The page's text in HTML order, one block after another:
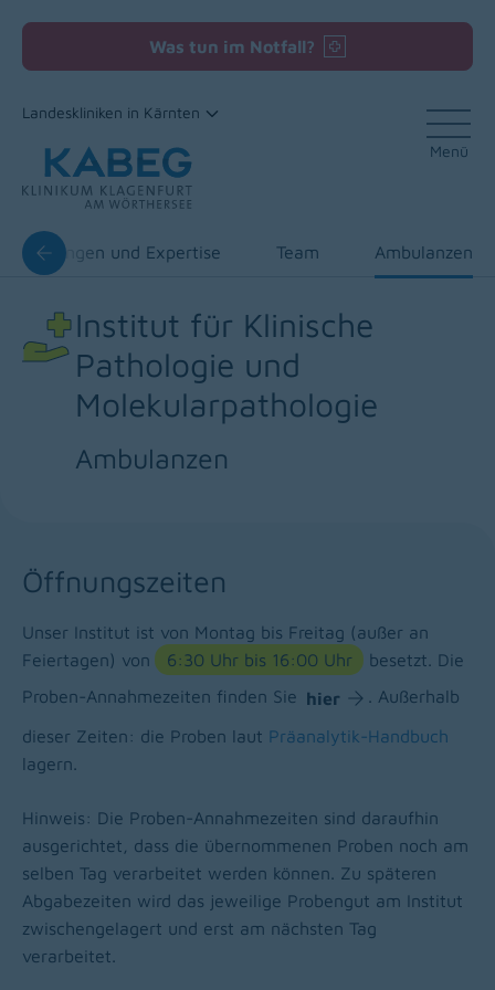
Zum Inhalt
Was tun im Notfall?
Landeskliniken in Kärnten
Menü
Leistungen und Expertise Team Ambulanzen
Institut für Klinische
Pathologie und
Molekularpathologie
Ambulanzen
Öffnungszeiten
Unser Institut ist von Montag bis Freitag (außer an
Feiertagen) von
6:30 Uhr bis 16:00 Uhr
besetzt. Die
Proben-Annahmezeiten finden Sie hier . Außerhalb
dieser Zeiten: die Proben laut Präanalytik-Handbuch
lagern.
Hinweis: Die Proben-Annahmezeiten sind daraufhin
ausgerichtet, dass die übernommenen Proben noch am
selben Tag verarbeitet werden können. Zu späteren
Abgabezeiten wird das jeweilige Probengut am Institut
zwischengelagert und erst am nächsten Tag
verarbeitet.